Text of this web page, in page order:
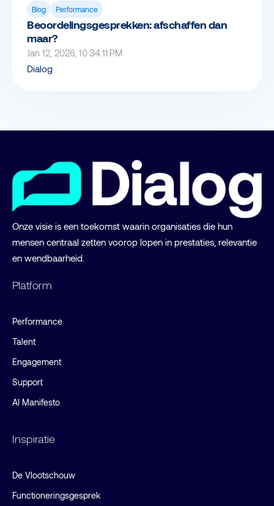
Blog Performance
Beoordelingsgesprekken: afschaffen dan
maar?
Jan 12, 2026, 10:34:11 PM
Dialog
Onze visie is een toekomst waarin organisaties die hun
mensen centraal zetten voorop lopen in prestaties, relevantie
en wendbaarheid.
Platform
Performance
Talent
Engagement
Support
AI Manifesto
Inspiratie
De Vlootschouw
Functioneringsgesprek